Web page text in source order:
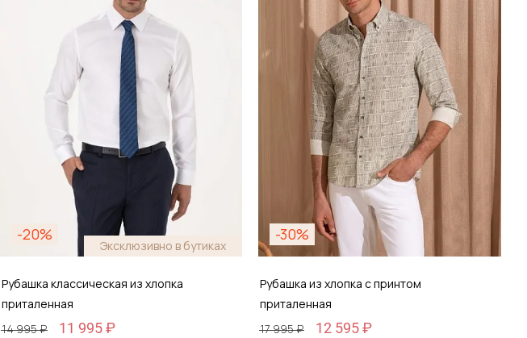
Добавить в корзину Добавить в корзину
-20%
Эксклюзивно в бутиках
Рубашка классическая из хлопка
приталенная
14 995 ₽
11 995 ₽
-30%
Рубашка из хлопка с принтом
приталенная
17 995 ₽
12 595 ₽